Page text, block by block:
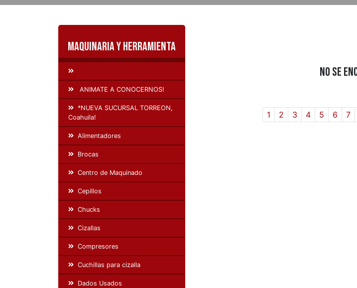
NO SE
1 2 3 4 5 6 7
Maquinaria y Herramienta
ANIMATE A CONOCERNOS!
*NUEVA SUCURSAL TORREON,
Coahuila!
Alimentadores
Brocas
Centro de Maquinado
Cepillos
Chucks
Cizallas
Compresores
Cuchillas para cizalla
Dados Usados